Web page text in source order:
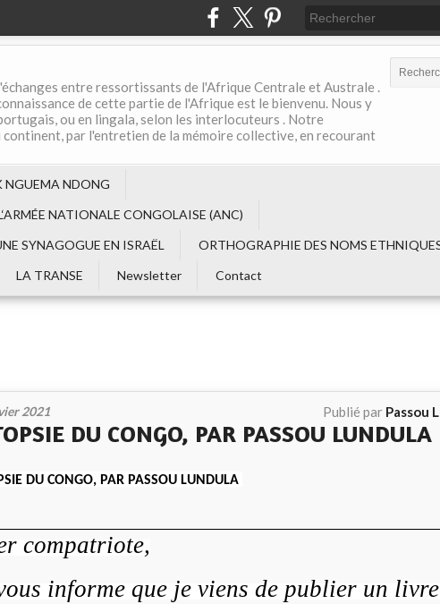
entre ressortissants de l'Afrique Centrale et Australe .
de cette partie de l'Afrique est le bienvenu. Nous y
ou en lingala, selon les interlocuteurs . Notre
par l'entretien de la mémoire collective, en recourant
NGUEMA NDONG
NATIONALE CONGOLAISE (ANC)
SYNAGOGUE EN ISRAËL
ORTHOGRAPHIE DES NOMS
LA TRANSE Newsletter Contact
2021 Publié par Passou
DU CONGO, PAR PASSOU LUNDULA
DU CONGO, PAR PASSOU LUNDULA
compatriote,
informe que je viens de publier un